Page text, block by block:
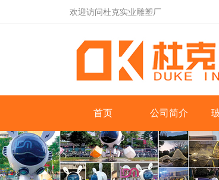
欢迎访问杜克实业雕塑厂
首页 公司简介